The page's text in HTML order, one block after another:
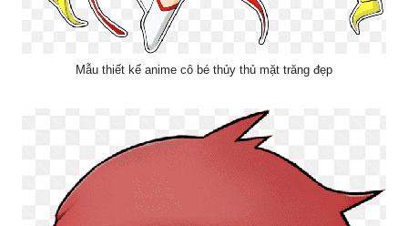
Mẫu thiết kế anime cô bé thủy thủ mặt trăng đẹp